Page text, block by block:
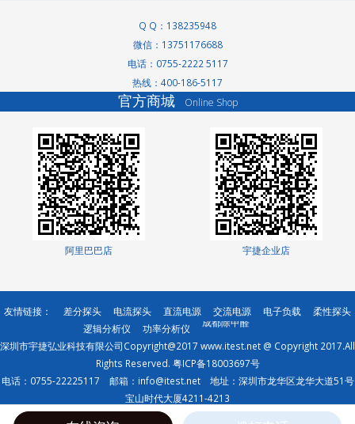
Q Q：138235948
微信：13751176688
电话：0755-2222 5117
热线：400-186-5117
官方商城Online Shop
阿里巴巴店 宇捷企业店
友情链接： 差分探头 电流探头 直流电源 交流电源 电子负载
柔性探头
逻辑分析仪
功率分析仪
景观护栏
网络测试仪
网络测试仪
无轨转弯车
高低温交变湿热试
验箱
分光光度计
测土仪
直线导轨
有机肥设备厂家
成都除甲醛
深圳市宇捷弘业科技有限公司Copyright@2017 www.itest.net @ Copyright 2017.All
Rights Reserved. 粤ICP备18003697号
电话：0755-22225117 邮箱：info@itest.net 地址：深圳市龙华区龙华大道51号
宝山时代大厦4211-4213
宇捷弘业专注于直流电源和交流电源等方面的自动化测试解决方案,努力为客户提供优